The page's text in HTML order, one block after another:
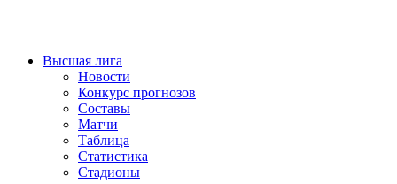
Высшая лига
Новости
Конкурс прогнозов
Составы
Матчи
Таблица
Статистика
Стадионы